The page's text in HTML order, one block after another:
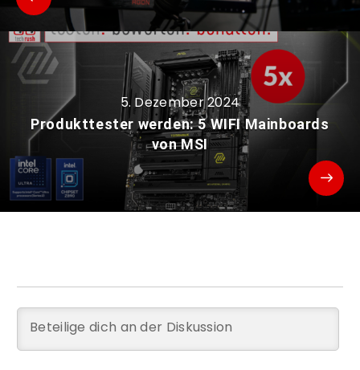
5. Dezember 2024
Produkttester werden: 5 WIFI Mainboards
von MSI